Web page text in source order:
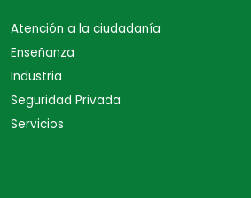
Atención a la ciudadanía
Enseñanza
Industria
Seguridad Privada
Servicios